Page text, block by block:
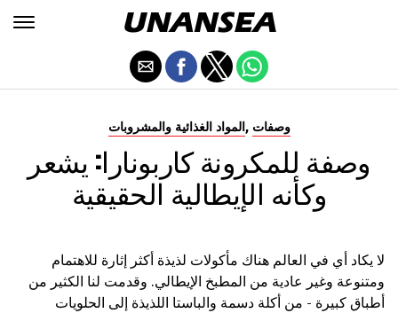
المواد الغذائية والمشروبات , وصفات
وصفة للمكرونة كاربونارا: يشعر
وكأنه الإيطالية الحقيقية
لا يكاد أي في العالم هناك مأكولات لذيذة أكثر إثارة للاهتمام
ومتنوعة وغير عادية من المطبخ الإيطالي. وقدمت لنا الكثير من
أطباق كبيرة - من أكلة دسمة والباستا اللذيذة إلى الحلويات